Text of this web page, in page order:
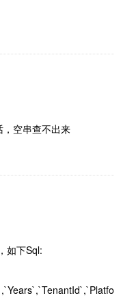
，空串查不出来
如下Sql: